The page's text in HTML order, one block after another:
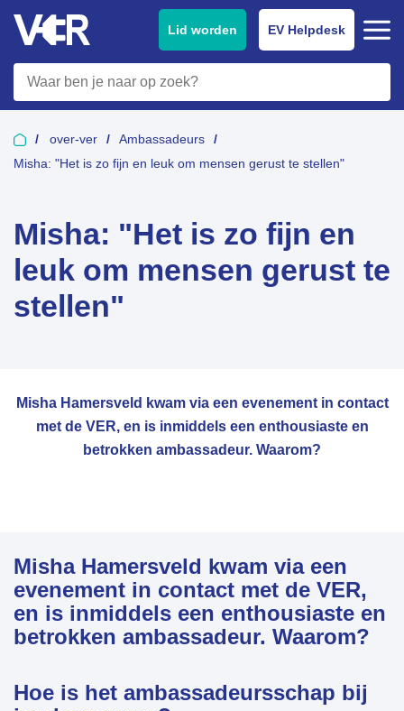
Lid worden EV Helpdesk
over-ver
Ambassadeurs
Misha: "Het is zo fijn en leuk om mensen gerust te stellen"
Misha: "Het is zo fijn en
leuk om mensen gerust te
stellen"
Misha Hamersveld kwam via een evenement in contact
met de VER, en is inmiddels een enthousiaste en
betrokken ambassadeur. Waarom?
Misha Hamersveld kwam via een
evenement in contact met de VER,
en is inmiddels een enthousiaste en
betrokken ambassadeur. Waarom?
Hoe is het ambassadeursschap bij